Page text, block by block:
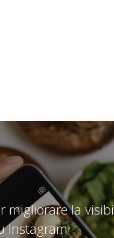
migliorare la
Instagram